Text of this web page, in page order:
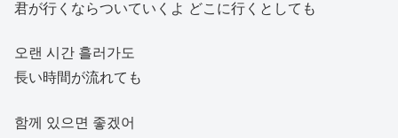
君が行くならついていくよ どこに行くとしても
오랜 시간 흘러가도
長い時間が流れても
함께 있으면 좋겠어